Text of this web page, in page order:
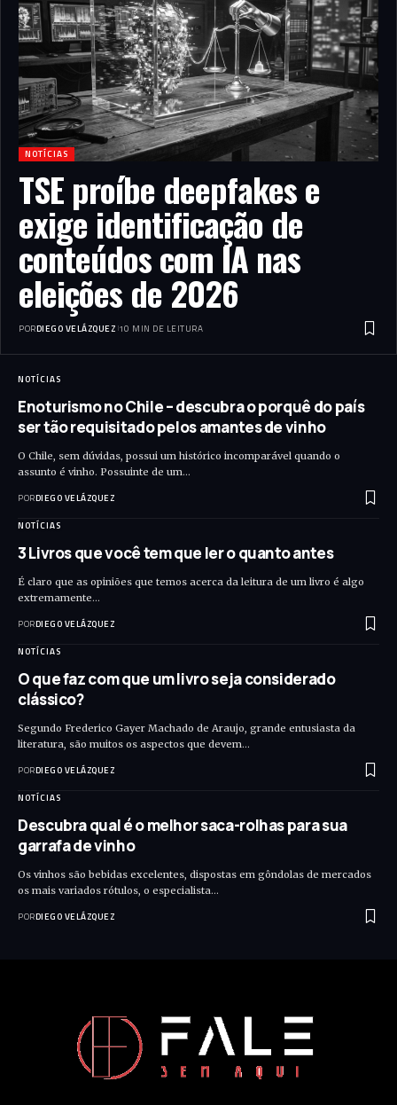
NOTÍCIAS
TSE proíbe deepfakes e
exige identificação de
conteúdos com IA nas
eleições de 2026
PORDIEGO VELÁZQUEZ 10 MIN DE LEITURA
NOTÍCIAS
Enoturismo no Chile – descubra o porquê do país
ser tão requisitado pelos amantes de vinho
O Chile, sem dúvidas, possui um histórico incomparável quando o
assunto é vinho. Possuinte de um…
PORDIEGO VELÁZQUEZ
NOTÍCIAS
3 Livros que você tem que ler o quanto antes
É claro que as opiniões que temos acerca da leitura de um livro é algo
extremamente…
PORDIEGO VELÁZQUEZ
NOTÍCIAS
O que faz com que um livro seja considerado
clássico?
Segundo Frederico Gayer Machado de Araujo, grande entusiasta da
literatura, são muitos os aspectos que devem…
PORDIEGO VELÁZQUEZ
NOTÍCIAS
Descubra qual é o melhor saca-rolhas para sua
garrafa de vinho
Os vinhos são bebidas excelentes, dispostas em gôndolas de mercados
os mais variados rótulos, o especialista…
PORDIEGO VELÁZQUEZ